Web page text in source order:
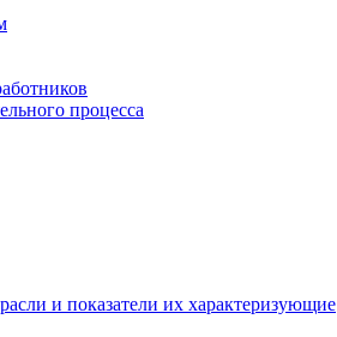
процесса
и показатели их характеризующие